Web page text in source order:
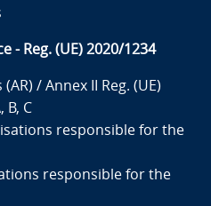
- Reg. (UE) 2020/1234
/ Annex II Reg. (UE)
B, C
responsible for the
responsible for the